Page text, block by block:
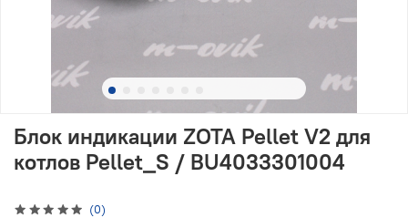
(0)
Блок индикации ZOTA Pellet V2 для
котлов Pellet_S / BU4033301004